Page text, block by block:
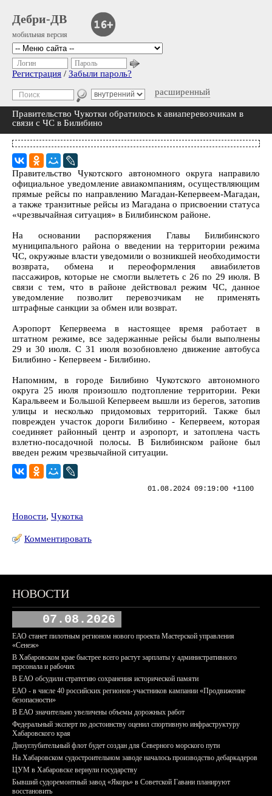
Дебри-ДВ
мобильная версия
расширенный
Логин Пароль
Регистрация / Забыли пароль?
Правительство Чукотки обратилось к авиаперевозчикам в
связи с ЧС в Билибино
Правительство Чукотского автономного округа направило
официальное уведомление авиакомпаниям, осуществляющим
прямые рейсы по направлению Магадан-Кепервеем-Магадан,
а также транзитные рейсы из Магадана о присвоении статуса
«чрезвычайная ситуация» в Билибинском районе.
На основании распоряжения Главы Билибинского
муниципального района о введении на территории режима
ЧС, окружные власти уведомили о возникшей необходимости
возврата, обмена и переоформления авиабилетов
пассажиров, которые не смогли вылететь с 26 по 29 июля. В
связи с тем, что в районе действовал режим ЧС, данное
уведомление позволит перевозчикам не применять
штрафные санкции за обмен или возврат.
Аэропорт Кепервеема в настоящее время работает в
штатном режиме, все задержанные рейсы были выполнены
29 и 30 июля. С 31 июля возобновлено движение автобуса
Билибино - Кепервеем - Билибино.
Напомним, в городе Билибино Чукотского автономного
округа 25 июля произошло подтопление территории. Реки
Каральвеем и Большой Кепервеем вышли из берегов, затопив
улицы и несколько придомовых территорий. Также был
поврежден участок дороги Билибино - Кепервеем, которая
соединяет районный центр и аэропорт, и затоплена часть
взлетно-посадочной полосы. В Билибинском районе был
введен режим чрезвычайной ситуации.
01.08.2024 09:19:00 +1100
Новости, Чукотка
Комментировать
НОВОСТИ
07.08.2026
ЕАО станет пилотным регионом нового проекта Мастерской управления
«Сенеж»
В Хабаровском крае быстрее всего растут зарплаты у административного
персонала и рабочих
В ЕАО обсудили стратегию сохранения исторической памяти
ЕАО - в числе 40 российских регионов-участников кампании «Продвижение
безопасности»
В ЕАО значительно увеличены объемы дорожных работ
Федеральный эксперт по достоинству оценил спортивную инфраструктуру
Хабаровского края
Дноуглубительный флот будет создан для Северного морского пути
На Хабаровском судостроительном заводе началось производство дебаркадеров
ЦУМ в Хабаровске вернули государству
Бывший судоремонтный завод «Якорь» в Советской Гавани планируют
восстановить